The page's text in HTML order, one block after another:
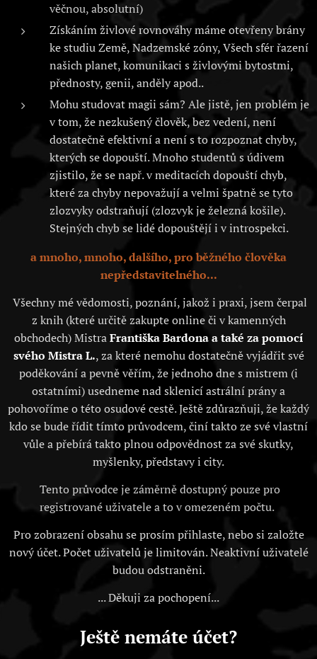
věčnou, absolutní)
Získáním živlové rovnováhy máme otevřeny brány
ke studiu Země, Nadzemské zóny, Všech sfér řazení
našich planet, komunikaci s živlovými bytostmi,
přednosty, genii, anděly apod..
Mohu studovat magii sám? Ale jistě, jen problém je
v tom, že nezkušený člověk, bez vedení, není
dostatečně efektivní a není s to rozpoznat chyby,
kterých se dopouští. Mnoho studentů s údivem
zjistilo, že se např. v meditacích dopouští chyb,
které za chyby nepovažují a velmi špatně se tyto
zlozvyky odstraňují (zlozvyk je železná košile).
Stejných chyb se lidé dopouštějí i v introspekci.
a mnoho, mnoho, dalšího, pro běžného člověka
nepředstavitelného...
Všechny mé vědomosti, poznání, jakož i praxi, jsem čerpal
z knih (které určitě zakupte online či v kamenných
obchodech) MistraFrantiška Bardona a také za pomocí
svého Mistra L., za které nemohu dostatečně vyjádřit své
poděkování a pevně věřím, že jednoho dne s mistrem (i
ostatními) usedneme nad sklenicí astrální prány a
pohovoříme o této osudové cestě. Ještě zdůrazňuji, že každý
kdo se bude řídit tímto průvodcem, činí takto ze své vlastní
vůle a přebírá takto plnou odpovědnost za své skutky,
myšlenky, představy i city.
Tento průvodce je záměrně dostupný pouze pro
registrované uživatele a to v omezeném počtu.
Pro zobrazení obsahu se prosím přihlaste, nebo si založte
nový účet. Počet uživatelů je limitován. Neaktivní uživatelé
budou odstraněni.
... Děkuji za pochopení...
Ještě nemáte účet?